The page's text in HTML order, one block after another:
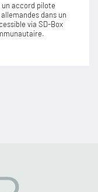
un accord pilote
dans un
via SD-Box